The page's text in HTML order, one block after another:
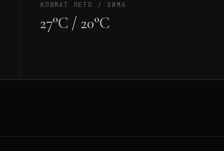
КЛИМАТ ЛЕТО / ЗИМА
27°C / 20°C